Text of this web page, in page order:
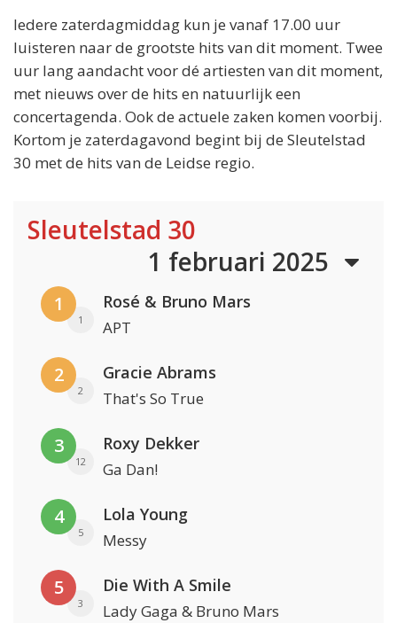
Iedere zaterdagmiddag kun je vanaf 17.00 uur
luisteren naar de grootste hits van dit moment. Twee
uur lang aandacht voor dé artiesten van dit moment,
met nieuws over de hits en natuurlijk een
concertagenda. Ook de actuele zaken komen voorbij.
Kortom je zaterdagavond begint bij de Sleutelstad
30 met de hits van de Leidse regio.
Sleutelstad 30
1 februari 2025
1
1
Rosé & Bruno Mars
APT
2
2
Gracie Abrams
That's So True
3
12
Roxy Dekker
Ga Dan!
4
5
Lola Young
Messy
5
3
Die With A Smile
Lady Gaga & Bruno Mars